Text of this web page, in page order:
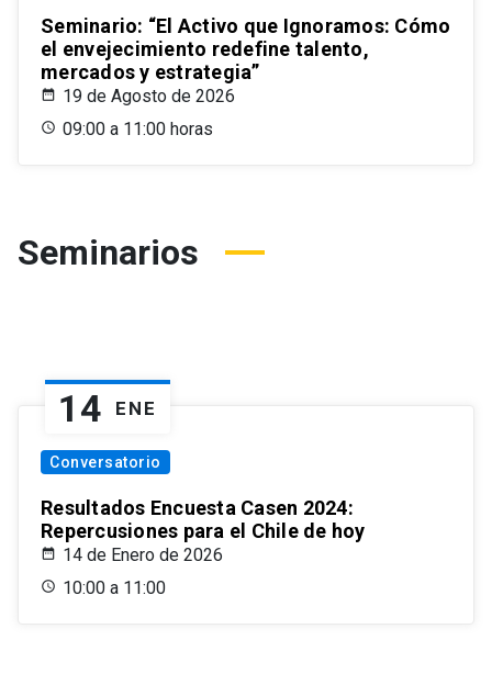
Seminario: “El Activo que Ignoramos: Cómo
el envejecimiento redefine talento,
mercados y estrategia”
19 de Agosto de 2026
09:00 a 11:00 horas
Seminarios
14 ENE
Conversatorio
Resultados Encuesta Casen 2024:
Repercusiones para el Chile de hoy
14 de Enero de 2026
10:00 a 11:00